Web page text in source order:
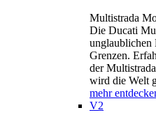
Multistrada
Die Ducati
unglaublichen
Grenzen.
der
wird die Welt
mehr
V2